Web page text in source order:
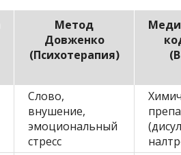
Метод
Довженко
(Психотерапия)
Слово,
внушение,
эмоциональный
стресс